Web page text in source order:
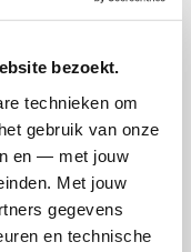
bezoekt.
technieken om
gebruik van onze
en — met jouw
Met jouw
gegevens
en technische